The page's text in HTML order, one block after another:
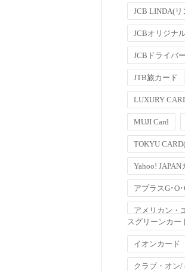
JCB LINDA(リ
JCBオリジナ
JCBドライバ
JTB旅カード
LUXURY
MUJI Card
TOKYU
Yahoo! JAPAN
アプラスG･O
アメリカン・
スグリーンカー
イオンカード
クラブ・オン